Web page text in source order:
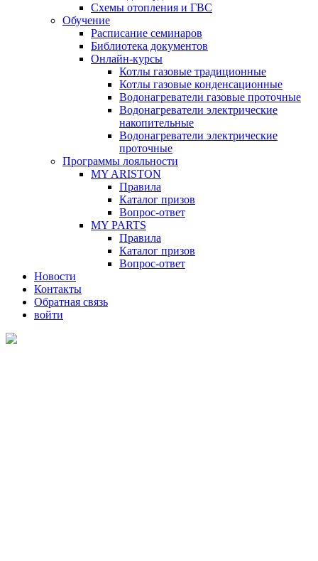
Схемы отопления и ГВС
Обучение
Расписание семинаров
Библиотека документов
Онлайн-курсы
Котлы газовые традиционные
Котлы газовые конденсационные
Водонагреватели газовые проточные
Водонагреватели электрические
накопительные
Водонагреватели электрические
проточные
Программы лояльности
MY ARISTON
Правила
Каталог призов
Вопрос-ответ
MY PARTS
Правила
Каталог призов
Вопрос-ответ
Новости
Контакты
Обратная связь
войти